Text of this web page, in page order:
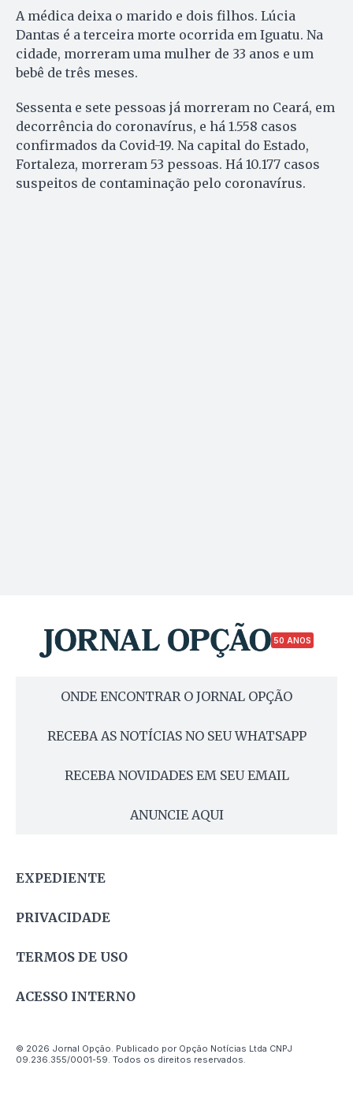
A médica deixa o marido e dois filhos. Lúcia
Dantas é a terceira morte ocorrida em Iguatu. Na
cidade, morreram uma mulher de 33 anos e um
bebê de três meses.
Sessenta e sete pessoas já morreram no Ceará, em
decorrência do coronavírus, e há 1.558 casos
confirmados da Covid-19. Na capital do Estado,
Fortaleza, morreram 53 pessoas. Há 10.177 casos
suspeitos de contaminação pelo coronavírus.
50 ANOS
ONDE ENCONTRAR O JORNAL OPÇÃO
RECEBA AS NOTÍCIAS NO SEU WHATSAPP
RECEBA NOVIDADES EM SEU EMAIL
ANUNCIE AQUI
EXPEDIENTE
PRIVACIDADE
TERMOS DE USO
ACESSO INTERNO
© 2026 Jornal Opção. Publicado por Opção Notícias Ltda CNPJ
09.236.355/0001-59. Todos os direitos reservados.